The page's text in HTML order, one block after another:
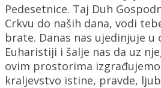
Pedesetnice. Taj Duh
Crkvu do naših dana, vodi
brate. Danas nas ujedinjuje u
Euharistiji i šalje nas da uz
ovim prostorima
kraljevstvo istine, pravde,